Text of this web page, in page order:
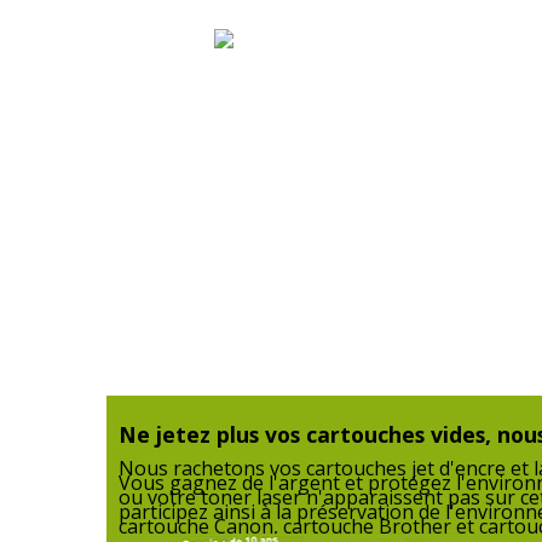
Données logistiques
Hauteur emballée
Ne jetez plus vos cartouches vides,
Nous rachetons vos cartouches jet d'encre et
Vous gagnez de l'argent et protégez
ou votre toner laser n'apparaissent pas sur
participez ainsi à la préservation de
cartouche Canon, cartouche Brother et